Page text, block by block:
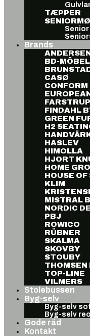
TÆPPER
Brands
BD-MÖBEL
CASØ
CONFORM
FARSTRUP
FINDAHL
GREEN
H2
HASLEV
HIMOLLA
HJORT
HOME
HOUSE OF
KLIM
MISTRAL
NORDIC
PBJ
ROWICO
RÜBNER
SKALMA
SKOVBY
STOUBY
THOMSEN
TOP-LINE
VILMERS
Stolebussen
Byg-selv
Byg-selv
Byg-selv
Gode råd
Kontakt